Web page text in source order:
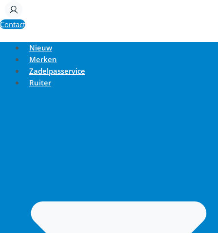
Contact
Nieuw
Merken
Zadelpasservice
Ruiter